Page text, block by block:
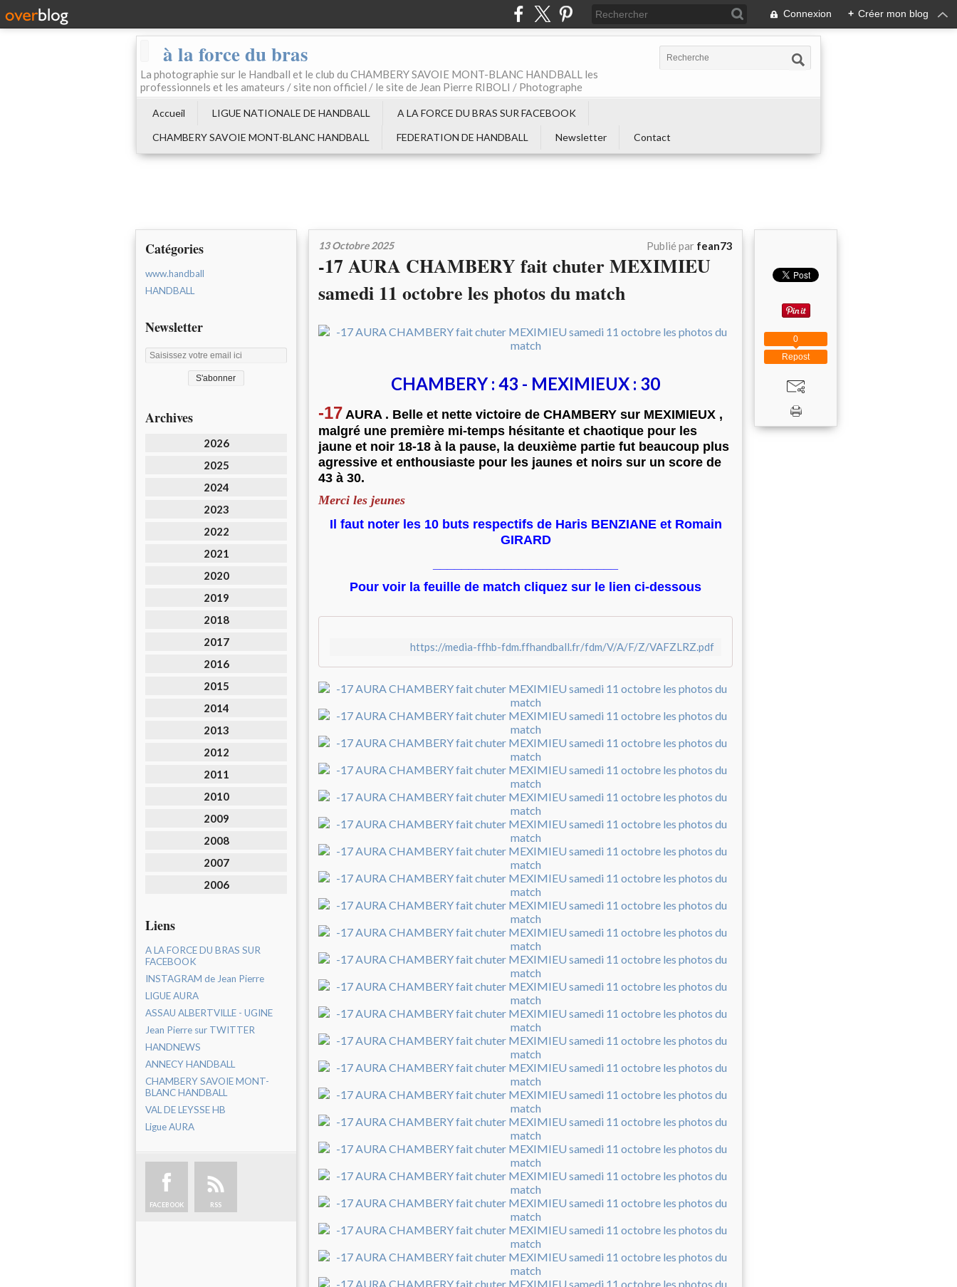
Connexion + Créer mon blog
à la force du bras
La photographie sur le Handball et le club du CHAMBERY SAVOIE MONT-BLANC HANDBALL les
professionnels et les amateurs / site non officiel / le site de Jean Pierre RIBOLI / Photographe
Accueil LIGUE NATIONALE DE HANDBALL
A LA FORCE DU BRAS SUR FACEBOOK
CHAMBERY SAVOIE MONT-BLANC HANDBALL
FEDERATION DE HANDBALL Newsletter Contact
Catégories
www.handball
HANDBALL
Newsletter
Archives
2026
2025
2024
2023
2022
2021
2020
2019
2018
2017
2016
2015
2014
2013
2012
2011
2010
2009
2008
2007
2006
Liens
A LA FORCE DU BRAS SUR
FACEBOOK
INSTAGRAM de Jean Pierre
LIGUE AURA
ASSAU ALBERTVILLE - UGINE
Jean Pierre sur TWITTER
HANDNEWS
ANNECY HANDBALL
CHAMBERY SAVOIE MONT-
BLANC HANDBALL
VAL DE LEYSSE HB
Ligue AURA
FACEBOOK RSS
13 Octobre 2025 Publié par fean73
-17 AURA CHAMBERY fait chuter MEXIMIEU
samedi 11 octobre les photos du match
CHAMBERY : 43 - MEXIMIEUX : 30
-17 AURA . Belle et nette victoire de CHAMBERY sur MEXIMIEUX ,
malgré une première mi-temps hésitante et chaotique pour les
jaune et noir 18-18 à la pause, la deuxième partie fut beaucoup plus
agressive et enthousiaste pour les jaunes et noirs sur un score de
43 à 30.
Merci les jeunes
Il faut noter les 10 buts respectifs de Haris BENZIANE et Romain
GIRARD
Pour voir la feuille de match cliquez sur le lien ci-dessous
https://media-ffhb-fdm.ffhandball.fr/fdm/V/A/F/Z/VAFZLRZ.pdf
Repost
0